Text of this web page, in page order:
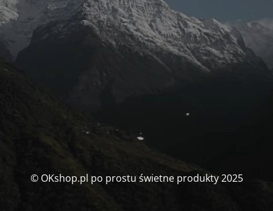
© OKshop.pl po prostu świetne produkty 2025